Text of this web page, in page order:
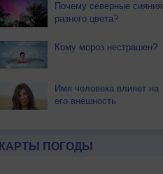
Почему северные сияния
разного цвета?
Кому мороз нестрашен?
Имя человека влияет на
его внешность
КАРТЫ ПОГОДЫ